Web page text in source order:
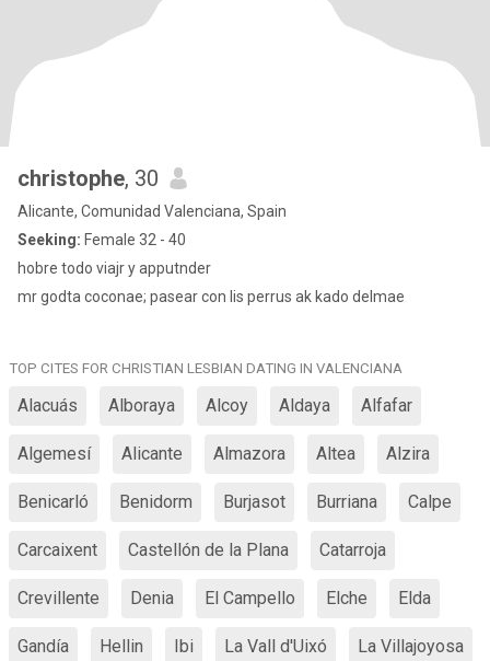
christophe, 30
Alicante, Comunidad Valenciana, Spain
Seeking: Female 32 - 40
hobre todo viajr y apputnder
mr godta coconae; pasear con lis perrus ak kado delmae
TOP CITES FOR CHRISTIAN LESBIAN DATING IN VALENCIANA
Alacuás Alboraya Alcoy Aldaya Alfafar
Algemesí Alicante Almazora Altea Alzira
Benicarló Benidorm Burjasot Burriana Calpe
Carcaixent Castellón de la Plana Catarroja
Crevillente Denia El Campello Elche Elda
Gandía Hellin Ibi La Vall d'Uixó La Villajoyosa